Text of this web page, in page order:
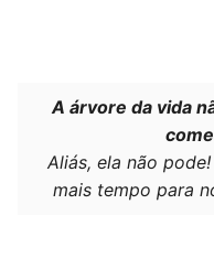
A árvore da vida
Aliás, ela não
mais tempo para